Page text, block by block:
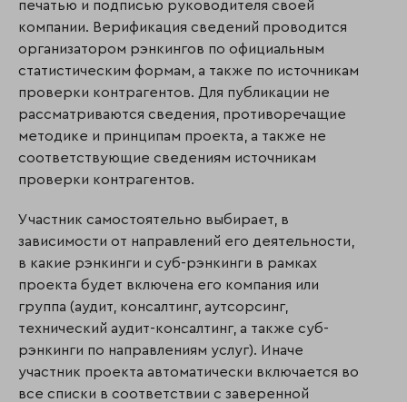
печатью и подписью руководителя своей
компании. Верификация сведений проводится
организатором рэнкингов по официальным
статистическим формам, а также по источникам
проверки контрагентов. Для публикации не
рассматриваются сведе­ния, противоречащие
методике и принципам проекта, а также не
соответствующие сведениям источникам
проверки контрагентов.
Участник самостоятельно выбирает, в
зависимости от направлений его деятельности,
в какие рэнкинги и суб-рэнкинги в рамках
проекта будет включена его компания или
группа (аудит, консалтинг, аутсорсинг,
технический аудит-консалтинг, а также суб-
рэнкинги по направлениям услуг). Иначе
участник проекта автоматически включается во
все списки в соответствии с заверенной